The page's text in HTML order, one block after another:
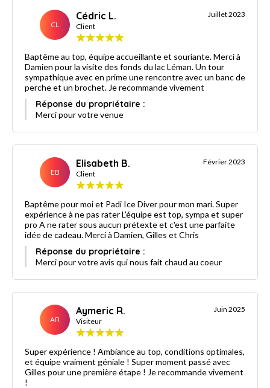
CL
Cédric L.
Client
Juillet 2023
Baptême au top, équipe accueillante et souriante. Merci à
Damien pour la visite des fonds du lac Léman. Un tour
sympathique avec en prime une rencontre avec un banc de
perche et un brochet. Je recommande vivement
Réponse du propriétaire :
Merci pour votre venue
EB
Elisabeth B.
Client
Février 2023
Baptême pour moi et Padi Ice Diver pour mon mari. Super
expérience à ne pas rater L'équipe est top, sympa et super
pro A ne rater sous aucun prétexte et c'est une parfaite
idée de cadeau. Merci à Damien, Gilles et Chris
Réponse du propriétaire :
Merci pour votre avis qui nous fait chaud au coeur
AR
Aymeric R.
Visiteur
Juin 2025
Super expérience ! Ambiance au top, conditions optimales,
et équipe vraiment géniale ! Super moment passé avec
Gilles pour une première étape ! Je recommande vivement
!